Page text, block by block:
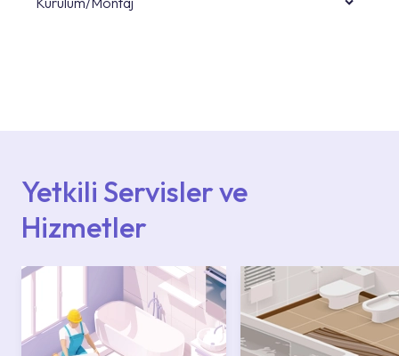
Yetkili Servisler ve
Hizmetler